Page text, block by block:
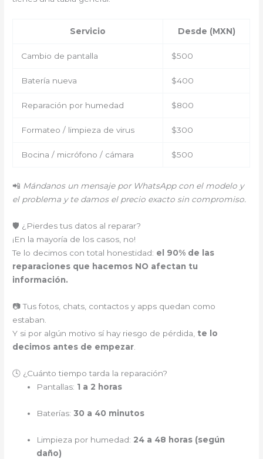
Servicio Desde (MXN)
Cambio de pantalla $500
Batería nueva $400
Reparación por humedad $800
Formateo / limpieza de virus $300
Bocina / micrófono / cámara $500
📲 Mándanos un mensaje por WhatsApp con el modelo y
el problema y te damos el precio exacto sin compromiso.
🛡️ ¿Pierdes tus datos al reparar?
¡En la mayoría de los casos, no!
Te lo decimos con total honestidad: el 90% de las
reparaciones que hacemos NO afectan tu
información.
📷 Tus fotos, chats, contactos y apps quedan como
estaban.
Y si por algún motivo sí hay riesgo de pérdida, te lo
decimos antes de empezar
🕓 ¿Cuánto tiempo tarda la reparación?
Pantallas: 1 a 2 horas
Baterías:30 a 40 minutos
Limpieza por humedad: 24 a 48 horas (según
daño)